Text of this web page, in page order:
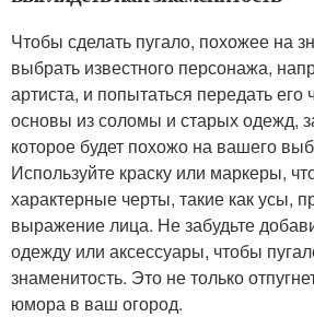
Чтобы сделать пугало, похожее на
выбрать известного персонажа,
артиста, и попытаться передать
основы из соломы и старых одежд,
которое будет похожо на вашего
Используйте краску или маркеры,
характерные черты, такие как усы,
выражение лица. Не забудьте
одежду или аксессуары, чтобы
знаменитость. Это не только
юмора в ваш огород.